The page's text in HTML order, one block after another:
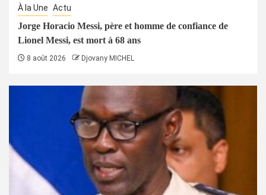
À la Une Actu
Jorge Horacio Messi, père et homme de confiance de
Lionel Messi, est mort à 68 ans
8 août 2026 Djovany MICHEL